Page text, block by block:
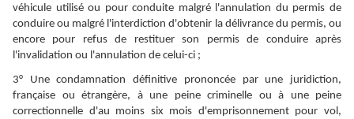
véhicule utilisé ou pour conduite malgré l'annulation du permis de
conduire ou malgré l'interdiction d'obtenir la délivrance du permis, ou
encore pour refus de restituer son permis de conduire après
l'invalidation ou l'annulation de celui-ci ;
3° Une condamnation définitive prononcée par une juridiction,
française ou étrangère, à une peine criminelle ou à une peine
correctionnelle d'au moins six mois d'emprisonnement pour vol,